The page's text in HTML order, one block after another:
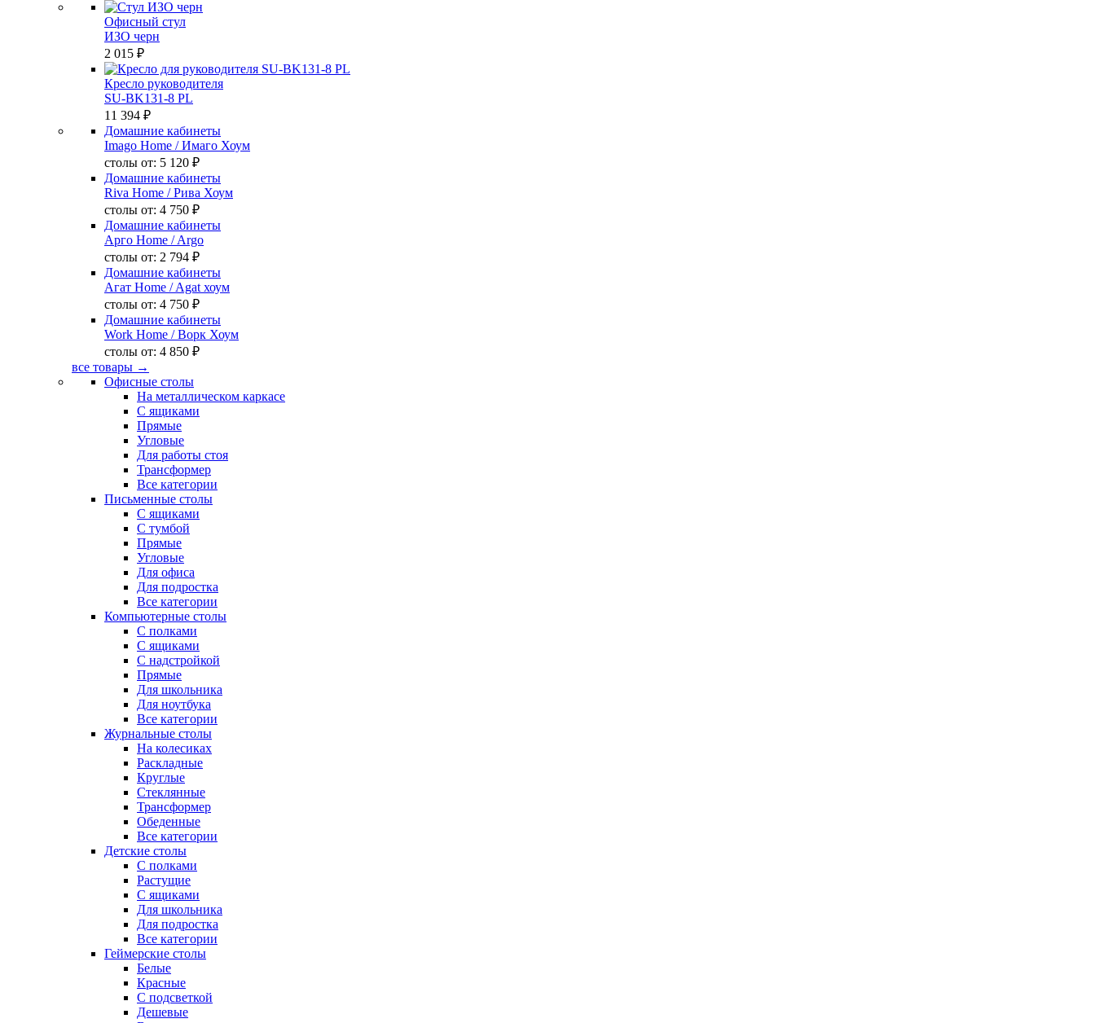
Офисный стул
ИЗО черн
2 015 ₽
Кресло руководителя
SU-BK131-8 PL
11 394 ₽
Домашние кабинеты
Imago Home / Имаго Хоум
столы от: 5 120 ₽
Домашние кабинеты
Riva Home / Рива Хоум
столы от: 4 750 ₽
Домашние кабинеты
Арго Home / Argo
столы от: 2 794 ₽
Домашние кабинеты
Агат Home / Agat хоум
столы от: 4 750 ₽
Домашние кабинеты
Work Home / Ворк Хоум
столы от: 4 850 ₽
все товары →
Офисные столы
На металлическом каркасе
С ящиками
Прямые
Угловые
Для работы стоя
Трансформер
Все категории
Письменные столы
С ящиками
С тумбой
Прямые
Угловые
Для офиса
Для подростка
Все категории
Компьютерные столы
С полками
С ящиками
С надстройкой
Прямые
Для школьника
Для ноутбука
Все категории
Журнальные столы
На колесиках
Раскладные
Круглые
Стеклянные
Трансформер
Обеденные
Все категории
Детские столы
С полками
Растущие
С ящиками
Для школьника
Для подростка
Все категории
Геймерские столы
Белые
Красные
С подсветкой
Дешевые